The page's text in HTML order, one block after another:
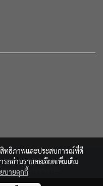
Ltd. All Rights Reserved.
สัมพันธ์ของบริษัทฯเท่านั้น
สิทธิภาพและประสบการณ์ที่ดี
ถอ่านรายละเอียดเพิ่มเติม
บายคุกกี้